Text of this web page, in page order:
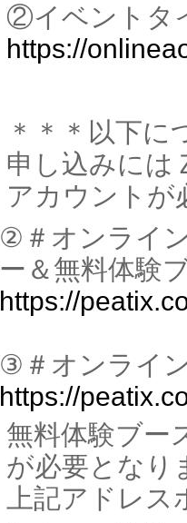
②イベントタ
https://
＊＊＊以下
申し込みには
アカウントが
② ＃オンライ
ー＆無料体験
https://
③ ＃オンライ
https://
無料体験ブー
が必要となり
上記アドレ